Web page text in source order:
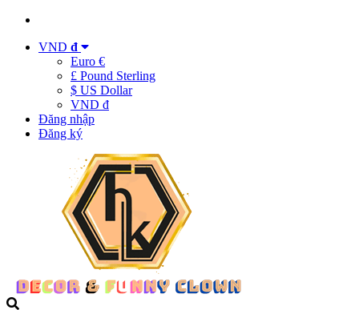
VND đ
Euro €
£ Pound Sterling
$ US Dollar
VND đ
Đăng nhập
Đăng ký